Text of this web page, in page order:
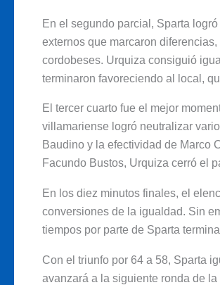
En el segundo parcial, Sparta
externos que marcaron
cordobeses. Urquiza consiguió
terminaron favoreciendo al local,
El tercer cuarto fue el mejor
villamariense logró neutralizar
Baudino y la efectividad de Marco
Facundo Bustos, Urquiza cerró el
En los diez minutos finales, el
conversiones de la igualdad. Sin
tiempos por parte de Sparta
Con el triunfo por 64 a 58, Sparta
avanzará a la siguiente ronda de